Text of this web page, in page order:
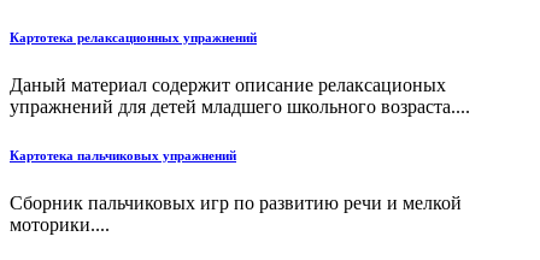
Картотека релаксационных упражнений
Даный материал содержит описание релаксационых
упражнений для детей младшего школьного возраста....
Картотека пальчиковых упражнений
Сборник пальчиковых игр по развитию речи и мелкой
моторики....